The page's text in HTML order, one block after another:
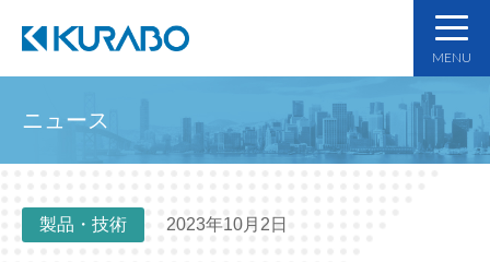
MENU
ニュース
製品・技術 2023年10月2日